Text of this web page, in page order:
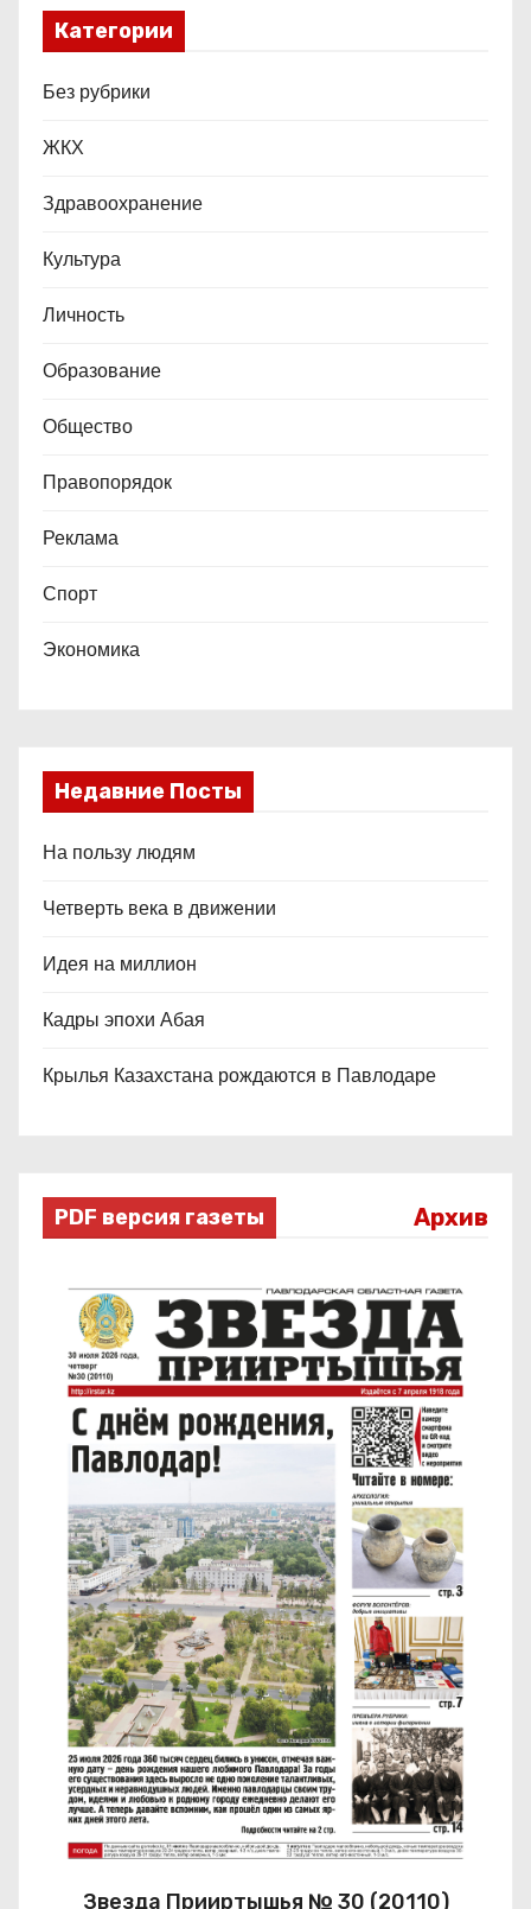
Категории
Без рубрики
ЖКХ
Здравоохранение
Культура
Личность
Образование
Общество
Правопорядок
Реклама
Спорт
Экономика
Недавние Посты
На пользу людям
Четверть века в движении
Идея на миллион
Кадры эпохи Абая
Крылья Казахстана рождаются в Павлодаре
PDF версия газеты Архив
Звезда Прииртышья № 30 (20110)